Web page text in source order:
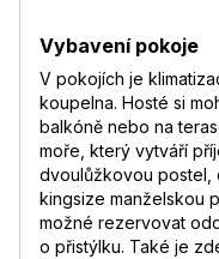
Vybavení pokoje
V pokojích je
koupelna. Hosté si
balkóně nebo na
moře, který vytváří
dvoulůžkovou postel,
kingsize manželskou
možné rezervovat
o přistýlku. Také je